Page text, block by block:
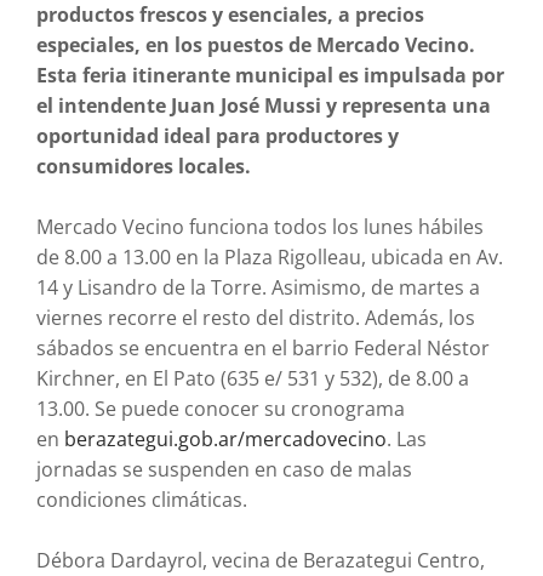
productos frescos y esenciales, a precios
especiales, en los puestos de Mercado Vecino.
Esta feria itinerante municipal es impulsada por
el intendente Juan José Mussi y representa una
oportunidad ideal para productores y
consumidores locales.
Mercado Vecino funciona todos los lunes hábiles
de 8.00 a 13.00 en la Plaza Rigolleau, ubicada en Av.
14 y Lisandro de la Torre. Asimismo, de martes a
viernes recorre el resto del distrito. Además, los
sábados se encuentra en el barrio Federal Néstor
Kirchner, en El Pato (635 e/ 531 y 532), de 8.00 a
13.00. Se puede conocer su cronograma
en berazategui.gob.ar/mercadovecino. Las
jornadas se suspenden en caso de malas
condiciones climáticas.
Débora Dardayrol, vecina de Berazategui Centro,